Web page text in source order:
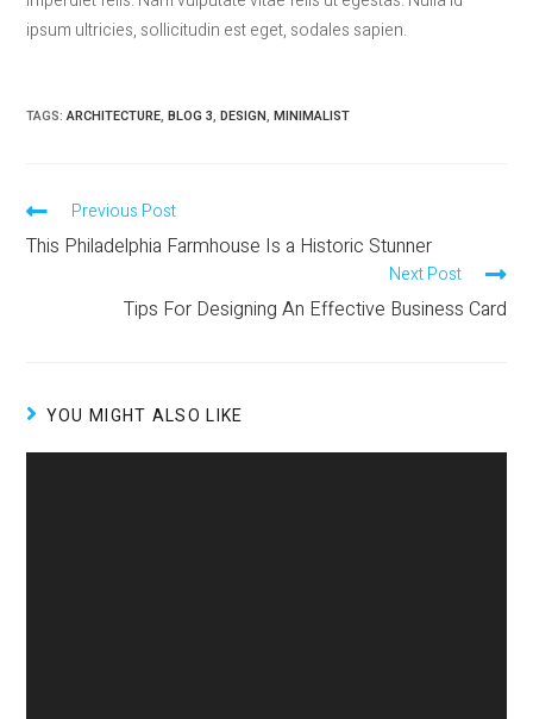
ipsum ultricies, sollicitudin est eget, sodales sapien.
TAGS:ARCHITECTURE, BLOG 3, DESIGN, MINIMALIST
Previous Post
This Philadelphia Farmhouse Is a Historic Stunner
Next Post
Tips For Designing An Effective Business Card
YOU MIGHT ALSO LIKE